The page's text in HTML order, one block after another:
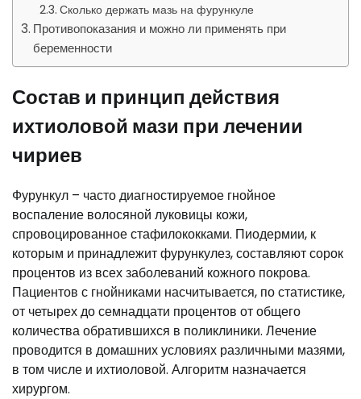
Сколько держать мазь на фурункуле
Противопоказания и можно ли применять при
беременности
Состав и принцип действия
ихтиоловой мази при лечении
чириев
Фурункул – часто диагностируемое гнойное
воспаление волосяной луковицы кожи,
спровоцированное стафилококками. Пиодермии, к
которым и принадлежит фурункулез, составляют сорок
процентов из всех заболеваний кожного покрова.
Пациентов с гнойниками насчитывается, по статистике,
от четырех до семнадцати процентов от общего
количества обратившихся в поликлиники. Лечение
проводится в домашних условиях различными мазями,
в том числе и ихтиоловой. Алгоритм назначается
хирургом.